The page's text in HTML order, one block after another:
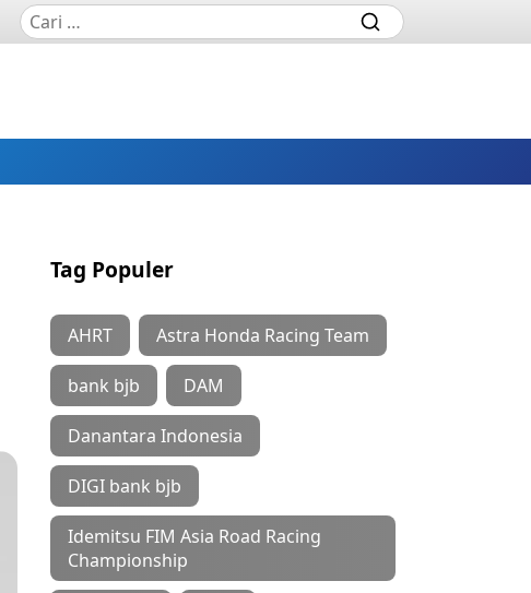
Tag Populer
AHRT Astra Honda Racing Team
bank bjb DAM
Danantara Indonesia
DIGI bank bjb
Idemitsu FIM Asia Road Racing
Championship